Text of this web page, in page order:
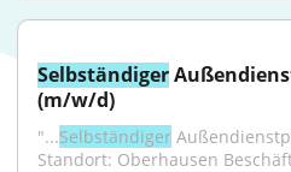
Selbständiger
(m/w/d)
"...Selbständiger
Standort: Oberhausen